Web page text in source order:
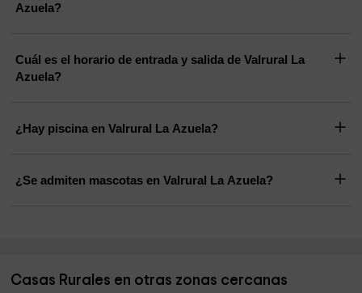
Azuela?
Cuál es el horario de entrada y salida de Valrural La
Azuela?
¿Hay piscina en Valrural La Azuela?
¿Se admiten mascotas en Valrural La Azuela?
Casas Rurales en otras zonas cercanas